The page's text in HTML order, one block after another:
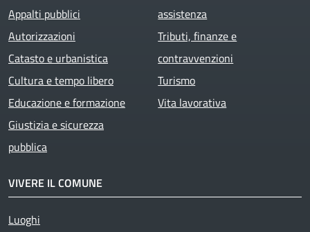
Appalti pubblici
Autorizzazioni
Catasto e urbanistica
Cultura e tempo libero
Educazione e formazione
Giustizia e sicurezza
pubblica
assistenza
Tributi, finanze e
contravvenzioni
Turismo
Vita lavorativa
VIVERE IL COMUNE
Luoghi